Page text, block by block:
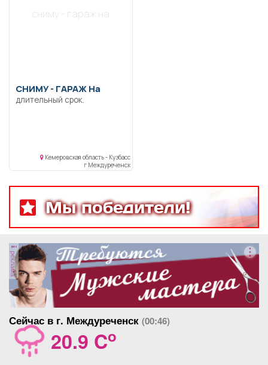
сниму - гараж на
СНИМУ - ГАРАЖ На
длительный срок.
Кемеровская область - Кузбасс
г Междуреченск
Мы победители!
реклама
Сейчас в г. Междуреченск (00:46)
20.9 Co